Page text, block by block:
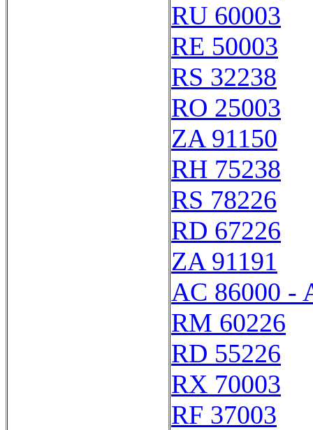
RU 60003
RE 50003
RS 32238
RO 25003
ZA 91150
RH 75238
RS 78226
RD 67226
ZA 91191
AC 86000 -
RM 60226
RD 55226
RX 70003
RF 37003